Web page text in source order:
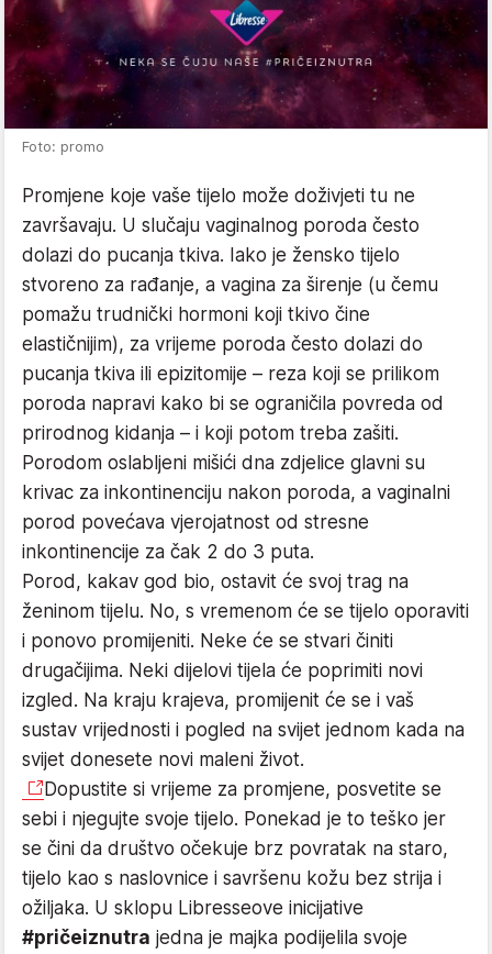
Foto: promo
Promjene koje vaše tijelo može doživjeti tu ne
završavaju. U slučaju vaginalnog poroda često
dolazi do pucanja tkiva. Iako je žensko tijelo
stvoreno za rađanje, a vagina za širenje (u čemu
pomažu trudnički hormoni koji tkivo čine
elastičnijim), za vrijeme poroda često dolazi do
pucanja tkiva ili epizitomije – reza koji se prilikom
poroda napravi kako bi se ograničila povreda od
prirodnog kidanja – i koji potom treba zašiti.
Porodom oslabljeni mišići dna zdjelice glavni su
krivac za inkontinenciju nakon poroda, a vaginalni
porod povećava vjerojatnost od stresne
inkontinencije za čak 2 do 3 puta.
Porod, kakav god bio, ostavit će svoj trag na
ženinom tijelu. No, s vremenom će se tijelo oporaviti
i ponovo promijeniti. Neke će se stvari činiti
drugačijima. Neki dijelovi tijela će poprimiti novi
izgled. Na kraju krajeva, promijenit će se i vaš
sustav vrijednosti i pogled na svijet jednom kada na
svijet donesete novi maleni život.
Dopustite si vrijeme za promjene, posvetite se
sebi i njegujte svoje tijelo. Ponekad je to teško jer
se čini da društvo očekuje brz povratak na staro,
tijelo kao s naslovnice i savršenu kožu bez strija i
ožiljaka. U sklopu Libresseove inicijative
#pričeiznutra jedna je majka podijelila svoje